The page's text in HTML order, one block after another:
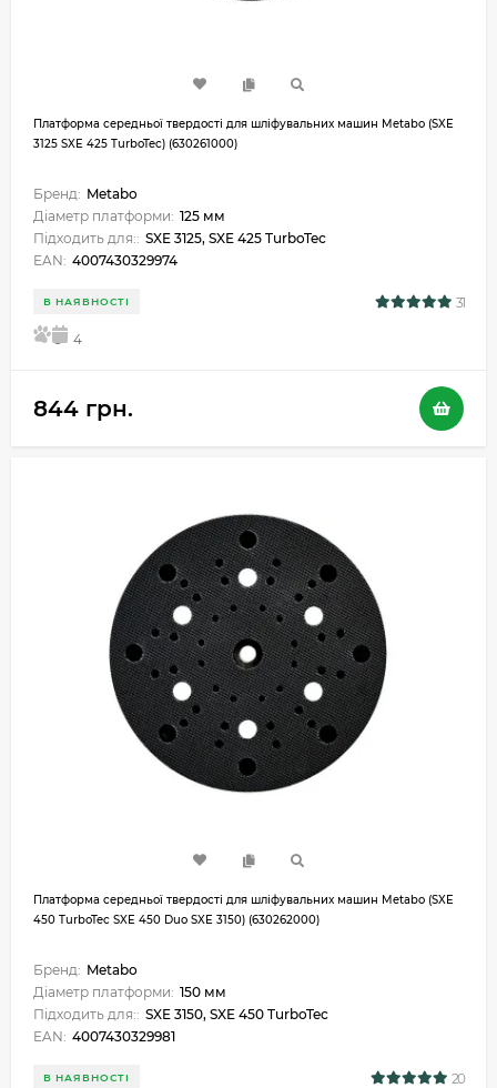
Платформа середньої твердості для шліфувальних машин Metabo (SXE
3125 SXE 425 TurboTec) (630261000)
Бренд: Metabo
Діаметр платформи: 125 мм
Підходить для:: SXE 3125, SXE 425 TurboTec
EAN: 4007430329974
В НАЯВНОСТІ 31
5 4
844 грн.
Платформа середньої твердості для шліфувальних машин Metabo (SXE
450 TurboTec SXE 450 Duo SXE 3150) (630262000)
Бренд: Metabo
Діаметр платформи: 150 мм
Підходить для:: SXE 3150, SXE 450 TurboTec
EAN: 4007430329981
В НАЯВНОСТІ 20